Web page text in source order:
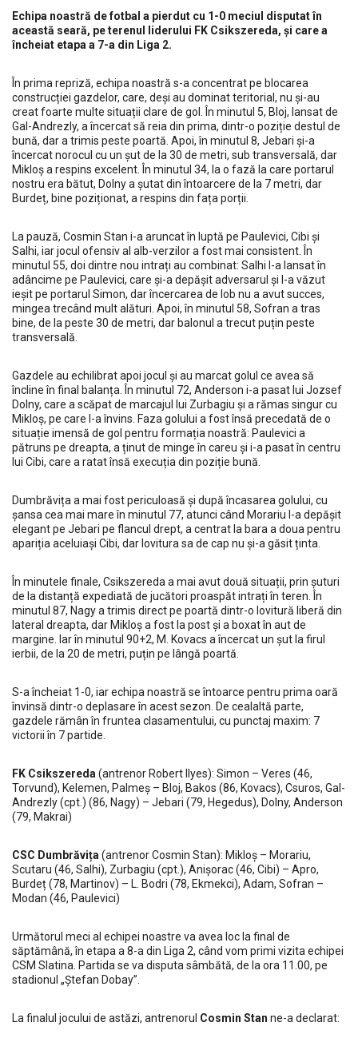
Echipa noastră de fotbal a pierdut cu 1-0 meciul disputat în
această seară, pe terenul liderului FK Csikszereda, și care a
încheiat etapa a 7-a din Liga 2.
În prima repriză, echipa noastră s-a concentrat pe blocarea
construcției gazdelor, care, deși au dominat teritorial, nu și-au
creat foarte multe situații clare de gol. În minutul 5, Bloj, lansat de
Gal-Andrezly, a încercat să reia din prima, dintr-o poziție destul de
bună, dar a trimis peste poartă. Apoi, în minutul 8, Jebari și-a
încercat norocul cu un șut de la 30 de metri, sub transversală, dar
Mikloș a respins excelent. În minutul 34, la o fază la care portarul
nostru era bătut, Dolny a șutat din întoarcere de la 7 metri, dar
Burdeț, bine poziționat, a respins din fața porții.
La pauză, Cosmin Stan i-a aruncat în luptă pe Paulevici, Cibi și
Salhi, iar jocul ofensiv al alb-verzilor a fost mai consistent. În
minutul 55, doi dintre nou intrați au combinat: Salhi l-a lansat în
adâncime pe Paulevici, care și-a depășit adversarul și l-a văzut
ieșit pe portarul Simon, dar încercarea de lob nu a avut succes,
mingea trecând mult alături. Apoi, în minutul 58, Sofran a tras
bine, de la peste 30 de metri, dar balonul a trecut puțin peste
transversală.
Gazdele au echilibrat apoi jocul și au marcat golul ce avea să
încline în final balanța. În minutul 72, Anderson i-a pasat lui Jozsef
Dolny, care a scăpat de marcajul lui Zurbagiu și a rămas singur cu
Mikloș, pe care l-a învins. Faza golului a fost însă precedată de o
situație imensă de gol pentru formația noastră: Paulevici a
pătruns pe dreapta, a ținut de minge în careu și i-a pasat în centru
lui Cibi, care a ratat însă execuția din poziție bună.
Dumbrăvița a mai fost periculoasă și după încasarea golului, cu
șansa cea mai mare în minutul 77, atunci când Morariu l-a depășit
elegant pe Jebari pe flancul drept, a centrat la bara a doua pentru
apariția aceluiași Cibi, dar lovitura sa de cap nu și-a găsit ținta.
În minutele finale, Csikszereda a mai avut două situații, prin șuturi
de la distanță expediată de jucători proaspăt intrați în teren. În
minutul 87, Nagy a trimis direct pe poartă dintr-o lovitură liberă din
lateral dreapta, dar Mikloș a fost la post și a boxat în aut de
margine. Iar în minutul 90+2, M. Kovacs a încercat un șut la firul
ierbii, de la 20 de metri, puțin pe lângă poartă.
S-a încheiat 1-0, iar echipa noastră se întoarce pentru prima oară
învinsă dintr-o deplasare în acest sezon. De cealaltă parte,
gazdele rămân în fruntea clasamentului, cu punctaj maxim: 7
victorii în 7 partide.
FK Csikszereda(antrenor Robert Ilyes): Simon – Veres (46,
Torvund), Kelemen, Palmeș – Bloj, Bakos (86, Kovacs), Csuros, Gal-
Andrezly (cpt.) (86, Nagy) – Jebari (79, Hegedus), Dolny, Anderson
(79, Makrai)
CSC Dumbrăvița(antrenor Cosmin Stan): Mikloș – Morariu,
Scutaru (46, Salhi), Zurbagiu (cpt.), Anișorac (46, Cibi) – Apro,
Burdeț (78, Martinov) – L. Bodri (78, Ekmekci), Adam, Sofran –
Modan (46, Paulevici)
Următorul meci al echipei noastre va avea loc la final de
săptămână, în etapa a 8-a din Liga 2, când vom primi vizita echipei
CSM Slatina. Partida se va disputa sâmbătă, de la ora 11.00, pe
stadionul „Ștefan Dobay”.
La finalul jocului de astăzi, antrenorul Cosmin Stan ne-a declarat: